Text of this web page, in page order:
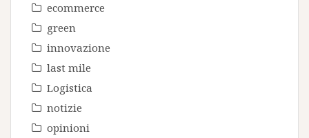
ecommerce
green
innovazione
last mile
Logistica
notizie
opinioni